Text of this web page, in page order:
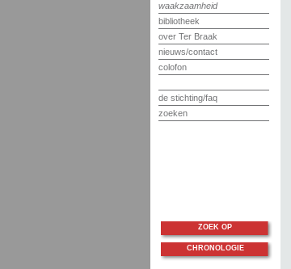
waakzaamheid
bibliotheek
over Ter Braak
nieuws/contact
colofon
de stichting/faq
zoeken
ZOEK OP
CHRONOLOGIE